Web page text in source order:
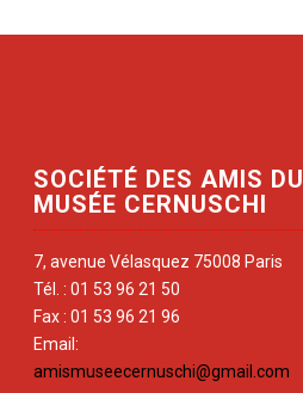
SOCIÉTÉ DES AMIS DU
MUSÉE CERNUSCHI
7, avenue Vélasquez 75008 Paris
Tél. : 01 53 96 21 50
Fax : 01 53 96 21 96
Email:
amismuseecernuschi@gmail.com